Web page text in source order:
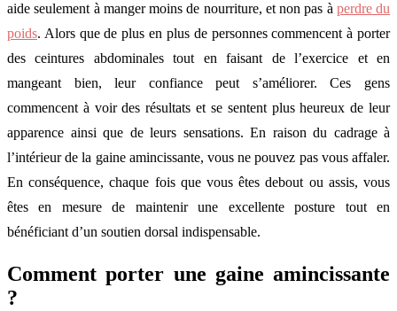
aide seulement à manger moins de nourriture, et non pas à perdre du
poids. Alors que de plus en plus de personnes commencent à porter
des ceintures abdominales tout en faisant de l’exercice et en
mangeant bien, leur confiance peut s’améliorer. Ces gens
commencent à voir des résultats et se sentent plus heureux de leur
apparence ainsi que de leurs sensations. En raison du cadrage à
l’intérieur de la gaine amincissante, vous ne pouvez pas vous affaler.
En conséquence, chaque fois que vous êtes debout ou assis, vous
êtes en mesure de maintenir une excellente posture tout en
bénéficiant d’un soutien dorsal indispensable.
Comment porter une gaine amincissante
?